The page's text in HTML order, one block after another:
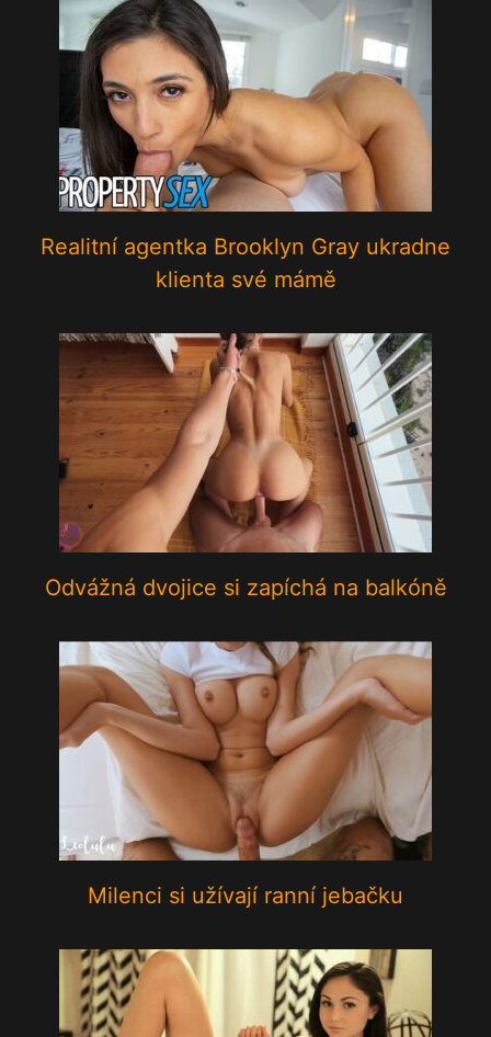
Realitní agentka Brooklyn Gray ukradne
klienta své mámě
Odvážná dvojice si zapíchá na balkóně
Milenci si užívají ranní jebačku